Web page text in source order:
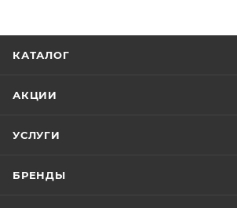
КАТАЛОГ
АКЦИИ
УСЛУГИ
БРЕНДЫ